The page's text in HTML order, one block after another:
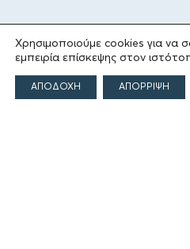
Οι Άνθρωποι
Χρησιμοποιούμε cookies για να
εμπειρία επίσκεψης στον
ΑΠΟΔΟΧΗ ΑΠΟΡΡΙΨΗ